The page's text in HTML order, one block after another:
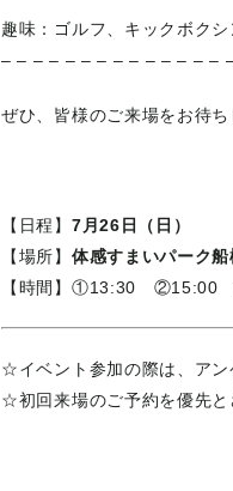
趣味：ゴルフ、キックボク
– – – – – – – – – – – – – –
ぜひ、皆様のご来場をお待
【日程】 7月26日（日）
【場所】 体感すまいパーク船
【時間】①13:30 ②15:00
☆イベント参加の際は、アン
☆初回来場のご予約を優先と